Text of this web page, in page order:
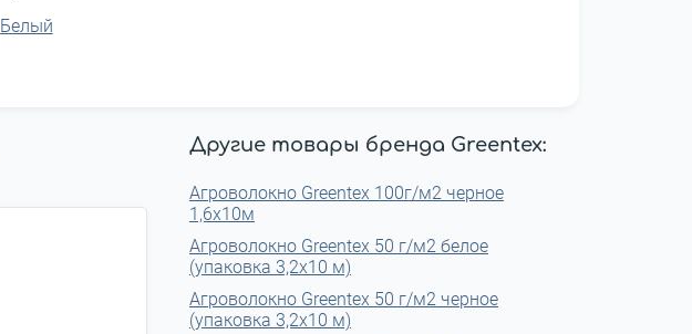
Белый
Другие товары бренда Greentex:
Агроволокно Greentex 100г/м2 черное
1,6х10м
Агроволокно Greentex 50 г/м2 белое
(упаковка 3,2x10 м)
Агроволокно Greentex 50 г/м2 черное
(упаковка 3,2x10 м)